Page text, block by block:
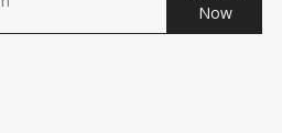
Now